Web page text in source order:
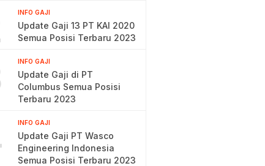
INFO GAJI
Update Gaji 13 PT KAI 2020
Semua Posisi Terbaru 2023
INFO GAJI
Update Gaji di PT
Columbus Semua Posisi
Terbaru 2023
INFO GAJI
Update Gaji PT Wasco
Engineering Indonesia
Semua Posisi Terbaru 2023